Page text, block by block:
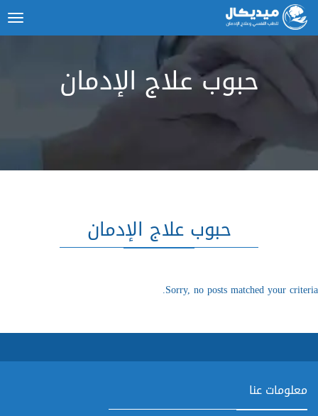
حبوب علاج الإدمان
حبوب علاج الإدمان
Sorry, no posts matched your criteria.
معلومات عنا